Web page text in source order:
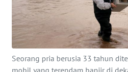
Seorang pria berusia 33 tahun
mobil yang terendam banjir di
INTERNASIONAL
SERBA-SERBI
PENDIDIKAN